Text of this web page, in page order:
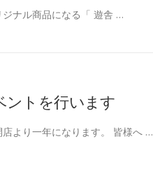
ナル商品になる「 遊舎 …
ントを行います
より一年になります。 皆様へ …